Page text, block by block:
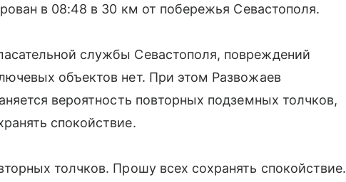
в 08:48 в 30 км от побережья Севастополя.
службы Севастополя, повреждений
объектов нет. При этом Развожаев
вероятность повторных подземных толчков,
спокойствие.
толчков. Прошу всех сохранять спокойствие.